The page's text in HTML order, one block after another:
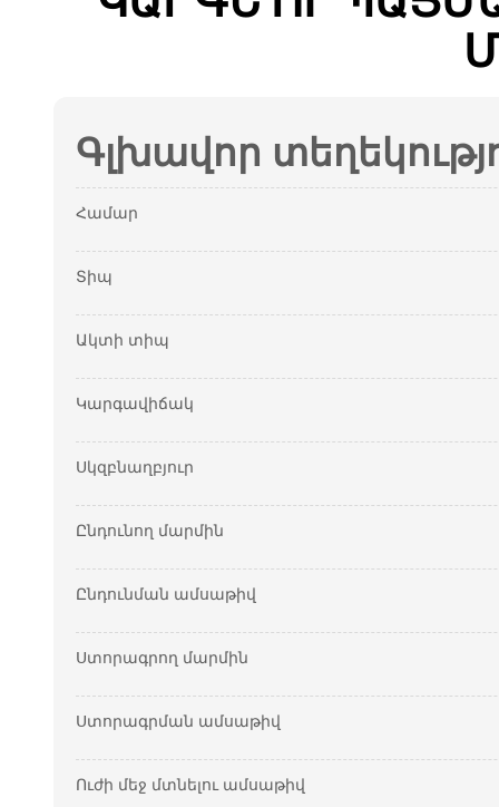
Գլխավոր
Համար
Տիպ
Ակտի տիպ
Կարգավիճակ
Սկզբնաղբյուր
Ընդունող մարմին
Ընդունման ամսաթիվ
Ստորագրող մարմին
Ստորագրման ամսաթիվ
Ուժի մեջ մտնելու ամսաթիվ